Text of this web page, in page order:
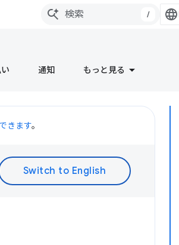
/
通知 もっと見る
きます。